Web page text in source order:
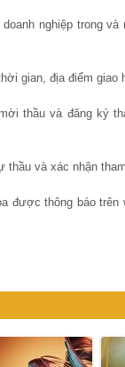
nghiệp trong
gian, địa điểm
thầu và đăng ký
và xác nhận
được thông báo